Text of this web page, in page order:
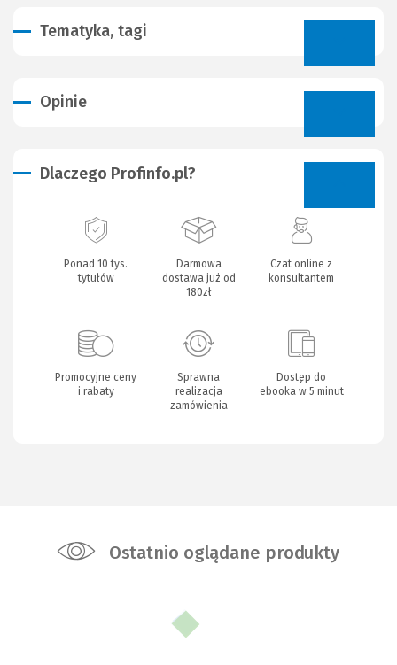
Tematyka, tagi
Opinie
Dlaczego Profinfo.pl?
Ponad 10 tys.
tytułów
Darmowa
dostawa już od
180zł
Czat online z
konsultantem
Promocyjne ceny
i rabaty
Sprawna
realizacja
zamówienia
Dostęp do
ebooka w 5 minut
Ostatnio oglądane produkty